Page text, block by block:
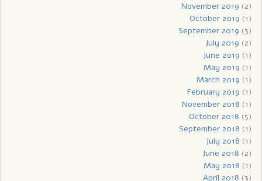
November 2019 (2)
October 2019 (1)
September 2019 (3)
July 2019 (2)
June 2019 (1)
May 2019 (1)
March 2019 (1)
February 2019 (1)
November 2018 (1)
October 2018 (5)
September 2018 (1)
July 2018 (1)
June 2018 (2)
May 2018 (1)
April 2018 (3)